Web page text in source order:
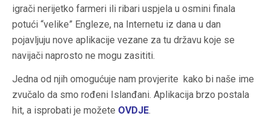
igrači nerijetko farmeri ili ribari uspjela u osmini finala
potući “velike” Engleze, na Internetu iz dana u dan
pojavljuju nove aplikacije vezane za tu državu koje se
navijači naprosto ne mogu zasititi.
Jedna od njih omogućuje nam provjerite kako bi naše ime
zvučalo da smo rođeni Islanđani. Aplikacija brzo postala
hit, a isprobati je možete OVDJE.